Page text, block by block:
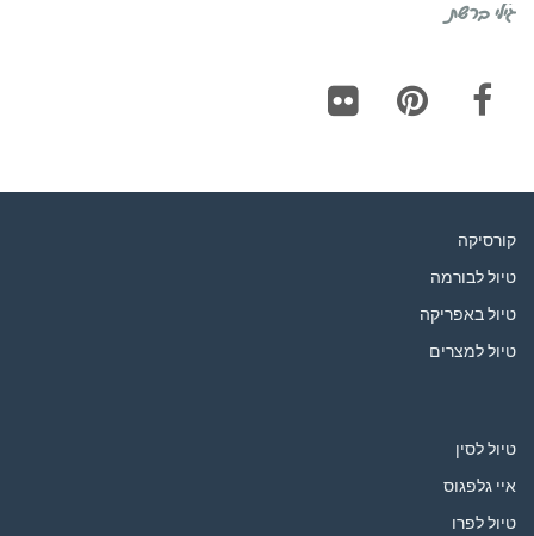
גילי ברשת
קורסיקה
טיול לבורמה
טיול באפריקה
טיול למצרים
טיול לסין
איי גלפגוס
טיול לפרו